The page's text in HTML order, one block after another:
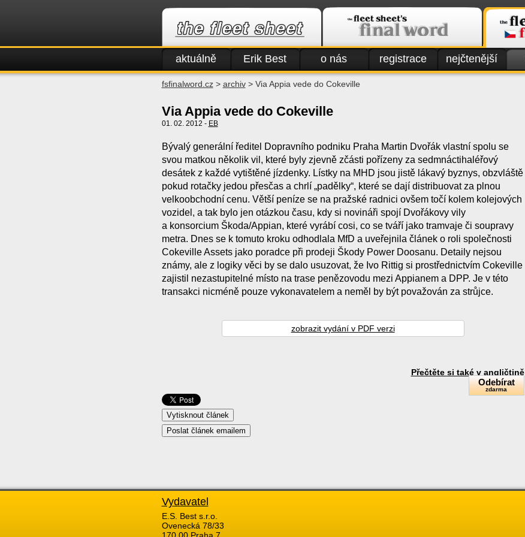
aktuálně Erik Best o nás registrace nejčtenější
fsfinalword.cz> archiv> Via Appia vede do Cokeville
Via Appia vede do Cokeville
01. 02. 2012 - EB
Bývalý generální ředitel Dopravního podniku Praha Martin Dvořák vlastní spolu se
svou matkou několik vil, které byly zjevně zčásti pořízeny za sedmnáctihaléřový
desátek z každé vytištěné jízdenky. Lístky na MHD jsou jistě lákavý byznys, obzvláště
pokud rotačky jedou přesčas a chrlí „padělky“, které se dají distribuovat za plnou
velkoobchodní cenu. Větší peníze se na pražské radnici ovšem točí kolem kolejových
vozidel, a tak bylo jen otázkou času, kdy si novináři spojí Dvořákovy vily
a konsorcium Škoda/Appian, které vyrábí cosi, co se tváří jako tramvaje či soupravy
metra. Dnes se k tomuto kroku odhodlala MfD a uveřejnila článek o roli společnosti
Cokeville Assets jako poradce při prodeji Škody Power Doosanu. Detaily nejsou
známy, ale z logiky věci by se dalo usuzovat, že Ivo Rittig si prostřednictvím Cokeville
zajistil nezastupitelné místo na trase penězovodu mezi Appianem a DPP. Je v této
transakci nicméně pouze vykonavatelem a neměl by být považován za strůjce.
zobrazit vydání v PDF verzi
Přečtěte si také v angličtině
Odebírat
zdarma
Vydavatel
E.S. Best s.r.o.
Ovenecká 78/33